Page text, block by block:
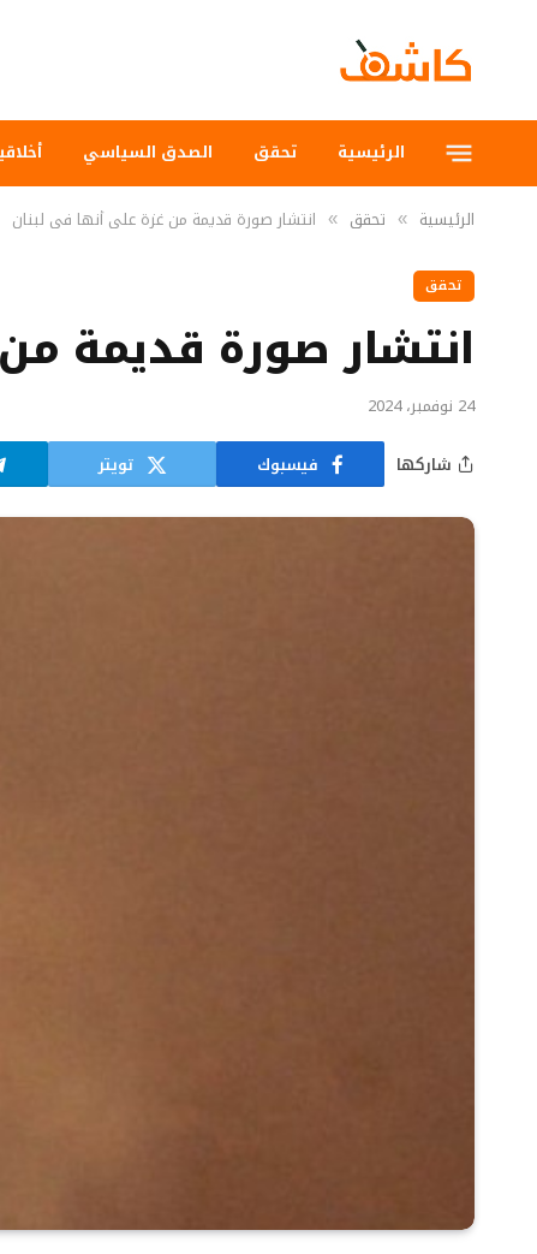
الرئيسية تحقق الصدق السياسي
الرئيسية » تحقق » انتشار صورة قديمة من غزة على أنها في لبنان
تحقق
انتشار صورة قديمة
24 نوفمبر، 2024
شاركها
فيسبوك تويتر